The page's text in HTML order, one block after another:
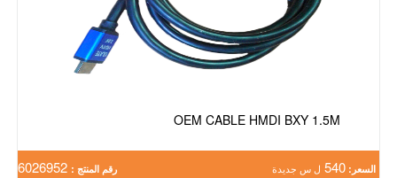
OEM CABLE HMDI BXY 1.5M
السعر: 540 ل س جديدة رقم المنتج :